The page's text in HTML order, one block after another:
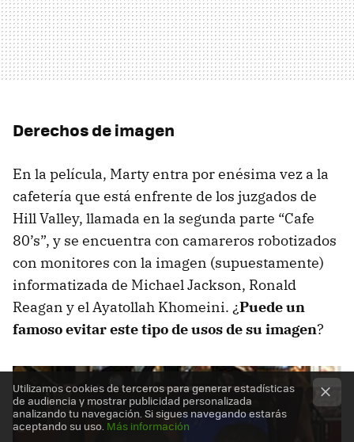
Derechos de imagen
En la película, Marty entra por enésima vez a la
cafetería que está enfrente de los juzgados de
Hill Valley, llamada en la segunda parte “Cafe
80’s”, y se encuentra con camareros robotizados
con monitores con la imagen (supuestamente)
informatizada de Michael Jackson, Ronald
Reagan y el Ayatollah Khomeini. ¿Puede un
famoso evitar este tipo de usos de su imagen?
Utilizamos cookies de terceros para generar estadísticas
de audiencia y mostrar publicidad personalizada
analizando tu navegación. Si sigues navegando estarás
aceptando su uso. Más información